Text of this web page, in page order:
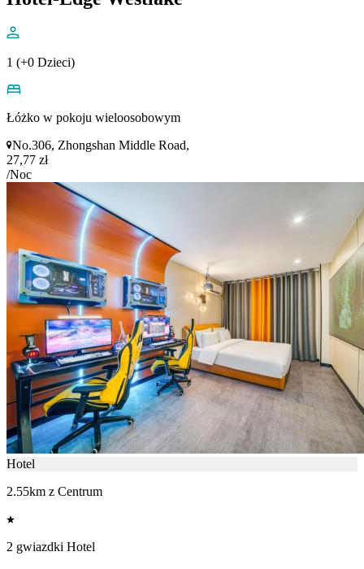
1 (+0 Dzieci)
Łóżko w pokoju wieloosobowym
No.306, Zhongshan Middle Road,
27,77 zł
/Noc
Hotel
2.55km z Centrum
2 gwiazdki Hotel